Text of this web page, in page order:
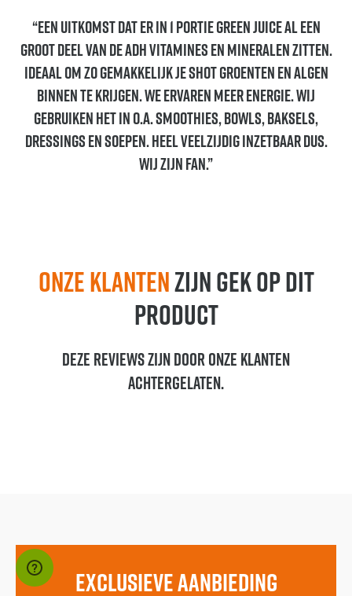
“Een uitkomst dat er in 1 portie Green Juice al een
groot deel van de ADH vitamines en mineralen zitten.
Ideaal om zo gemakkelijk je shot groenten en algen
binnen te krijgen. We ervaren meer energie. Wij
gebruiken het in o.a. smoothies, bowls, baksels,
dressings en soepen. Heel veelzijdig inzetbaar dus.
Wij zijn fan.”
Onze klantenzijn gek op dit
product
Deze reviews zijn door onze klanten
achtergelaten.
EXCLUSIEVE AANBIEDING